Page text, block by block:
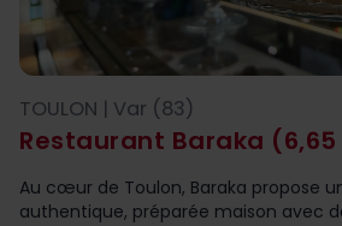
Restaurant Baraka
TOULON | Var (83)
Au cœur de Toulon, Baraka propose
authentique, préparée maison avec